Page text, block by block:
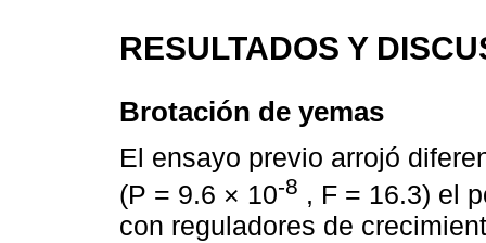
RESULTADOS Y
Brotación de yemas
El ensayo previo arrojó
(P = 9.6 × 10-8 , F = 16.3) el
con reguladores de